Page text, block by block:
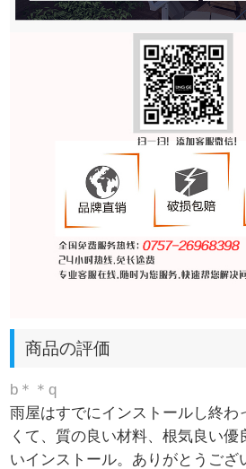
商品の評価
b＊＊q
雨屋はすでにインストールし終わ
くて、質の良い材料、根気良い優
いインストール。ありがとうござ